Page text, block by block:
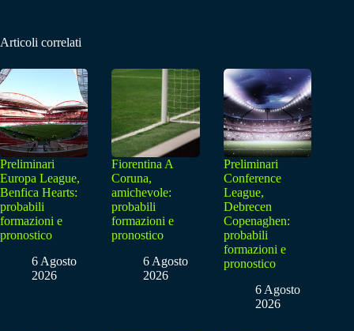
Articoli correlati
Preliminari
Europa League,
Benfica Hearts:
probabili
formazioni e
pronostico
6 Agosto
2026
Fiorentina A
Coruna,
amichevole:
probabili
formazioni e
pronostico
6 Agosto
2026
Preliminari
Conference
League,
Debrecen
Copenaghen:
probabili
formazioni e
pronostico
6 Agosto
2026